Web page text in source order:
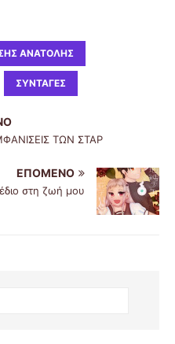
ΑΝΑΤΟΛΉΣ
ΣΥΝΤΑΓΈΣ
ΤΩΝ ΣΤΑΡ
ΕΠΌΜΕΝΟ
στη ζωή μου